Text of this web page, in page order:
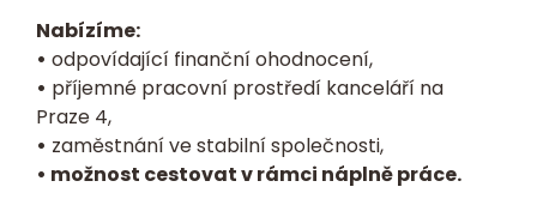
Nabízíme:
• odpovídající finanční ohodnocení,
• příjemné pracovní prostředí kanceláří na
Praze 4,
• zaměstnání ve stabilní společnosti,
• možnost cestovat v rámci náplně práce.